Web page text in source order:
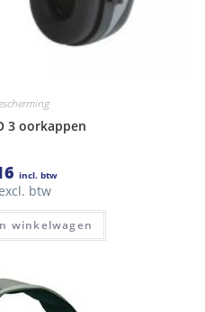
3 oorkappen
incl. btw
btw
winkelwagen